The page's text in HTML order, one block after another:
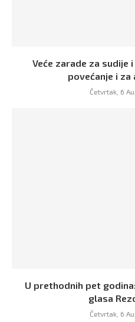
Veće zarade za sudije
povećanje i
Četvrtak, 6
U prethodnih pet
glasa
Četvrtak, 6